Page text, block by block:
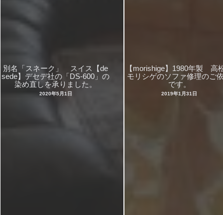
別名「スネーク」 スイス【de
sede】デセデ社の「DS-600」の
染め直しを承りました。
2020年5月1日
【morishige】1980年製 高
モリシゲのソファ修理のご
です。
2019年1月31日